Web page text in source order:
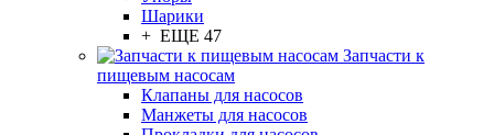
Шарики
+ ЕЩЕ 47
Запчасти к
пищевым насосам
Клапаны для насосов
Манжеты для насосов